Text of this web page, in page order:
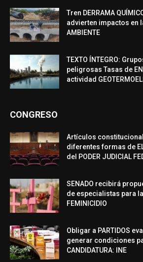
Tren DERRAMA
advierten impactos en
AMBIENTE
TEXTO ÍNTEGRO:
peligrosas Tasas de
actividad
CONGRESO
Artículos
diferentes formas de
del PODER JUDICIAL
SENADO recibirá
de especialistas para
FEMINICIDIO
Obligar a PARTIDOS
generar condiciones
CANDIDATURA: INE